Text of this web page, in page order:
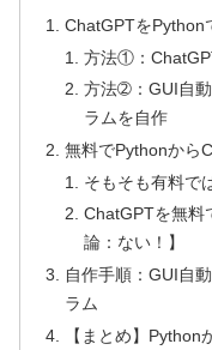
ChatGPTをPython
方法①：
方法➁：GUI自
ラムを自作
無料でPythonから
そもそも有料で
ChatGPTを無料
論：ない！】
自作手順：GUI自
ラム
【まとめ】